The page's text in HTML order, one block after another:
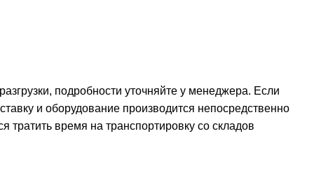
подробности уточняйте у менеджера. Если
и оборудование производится непосредственно
тратить время на транспортировку со складов